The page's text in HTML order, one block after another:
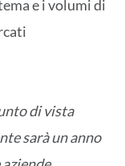
e i volumi di
di vista
sarà un anno